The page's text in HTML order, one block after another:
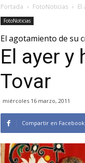
Portada FotoNoticias El
FotoNoticias
El agotamiento de su
El ayer y
Tovar
miércoles 16 marzo, 2011
Compartir en Facebook